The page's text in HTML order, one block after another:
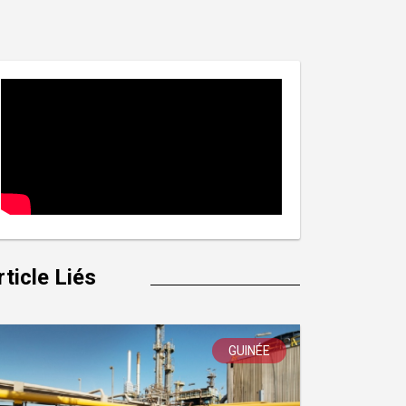
Liés
GUINÉE